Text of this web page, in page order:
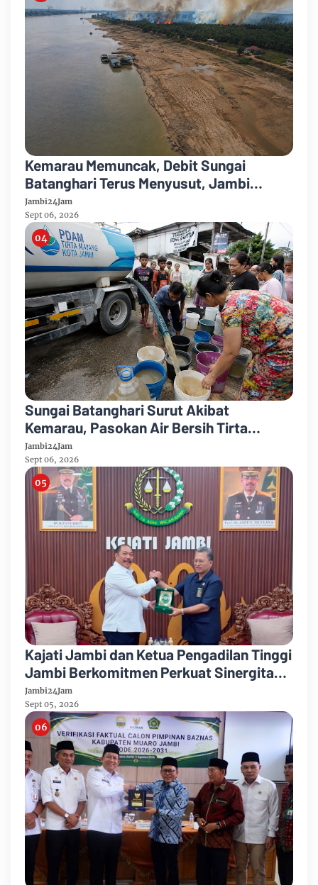
Kemarau Memuncak, Debit Sungai
Batanghari Terus Menyusut, Jambi
Hadapi Ancaman Krisis Air Bersih dan
Karhutla
Jambi24Jam
Sept 06, 2026
Sungai Batanghari Surut Akibat
Kemarau, Pasokan Air Bersih Tirta
Mayang Jambi Keruh
Jambi24Jam
Sept 06, 2026
Kajati Jambi dan Ketua Pengadilan Tinggi
Jambi Berkomitmen Perkuat Sinergitas
Penegakan Hukum
Jambi24Jam
Sept 05, 2026